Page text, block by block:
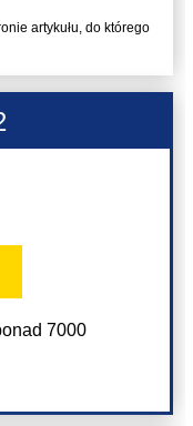
artykułu, do którego
7000